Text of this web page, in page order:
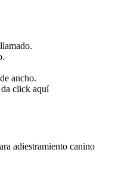
ancho.
da click aquí
adiestramiento canino